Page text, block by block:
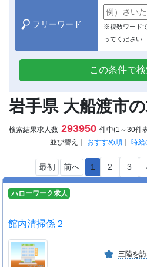
フリーワード
※複数ワード
ってください
この条件で
岩手県 大船渡市
検索結果求人数 293950 件中(1～30件
並び替え｜ おすすめ順 ｜ 時給
最初 前へ 1 2 3
ハローワーク求人
館内清掃係２